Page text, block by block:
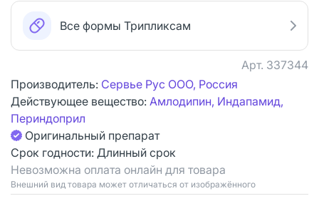
Все формы Трипликсам
Арт. 337344
Производитель: Сервье Рус ООО, Россия
Действующее вещество: Амлодипин, Индапамид,
Периндоприл
Оригинальный препарат
Срок годности: Длинный срок
Невозможна оплата онлайн для товара
Bнешний вид товара может отличаться от изображённого